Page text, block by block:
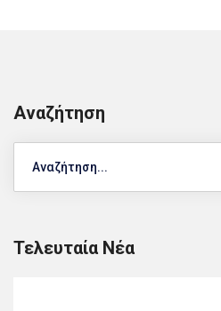
Αναζήτηση
Τελευταία Νέα